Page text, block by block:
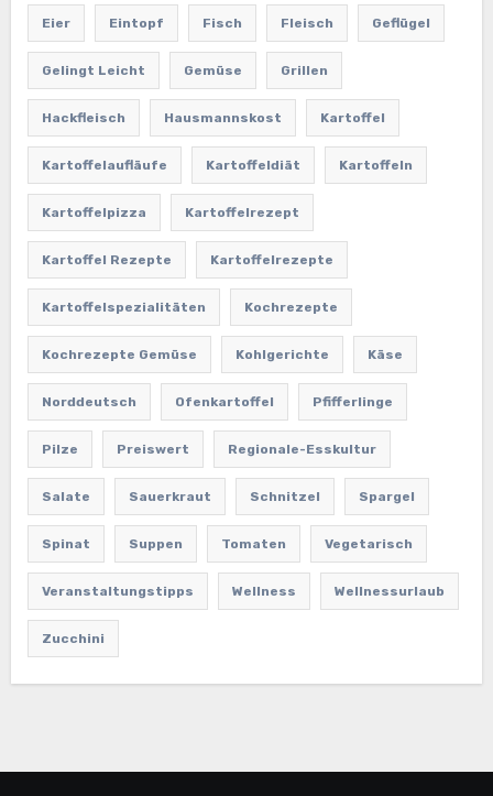
Eier Eintopf Fisch Fleisch Geflügel
Gelingt Leicht Gemüse Grillen
Hackfleisch Hausmannskost Kartoffel
Kartoffelaufläufe Kartoffeldiät Kartoffeln
Kartoffelpizza Kartoffelrezept
Kartoffel Rezepte Kartoffelrezepte
Kartoffelspezialitäten Kochrezepte
Kochrezepte Gemüse Kohlgerichte Käse
Norddeutsch Ofenkartoffel Pfifferlinge
Pilze Preiswert Regionale-Esskultur
Salate Sauerkraut Schnitzel Spargel
Spinat Suppen Tomaten Vegetarisch
Veranstaltungstipps Wellness Wellnessurlaub
Zucchini